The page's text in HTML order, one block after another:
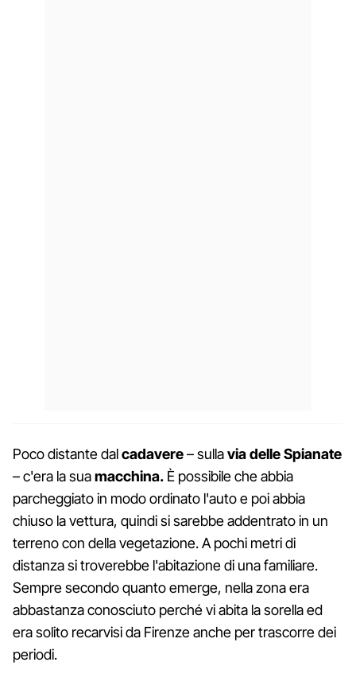
Poco distante dalcadavere– sullavia delle Spianate
– c'era la suamacchina. È possibile che abbia
parcheggiato in modo ordinato l'auto e poi abbia
chiuso la vettura, quindi si sarebbe addentrato in un
terreno con della vegetazione. A pochi metri di
distanza si troverebbe l'abitazione di una familiare.
Sempre secondo quanto emerge, nella zona era
abbastanza conosciuto perché vi abita la sorella ed
era solito recarvisi da Firenze anche per trascorre dei
periodi.